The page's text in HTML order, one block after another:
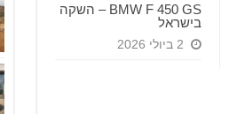
BMW F 450 GS – השקה
בישראל
2 ביולי 2026